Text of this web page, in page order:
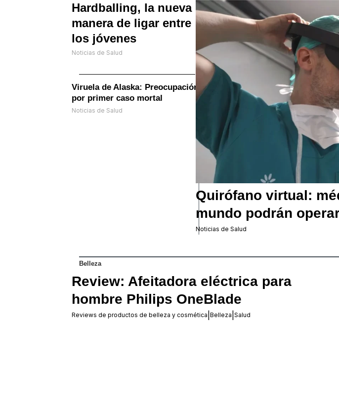
Hardballing, la nueva
manera de ligar entre
los jóvenes
Noticias de Salud
Viruela de Alaska: Preocupación
por primer caso mortal
Noticias de Salud
Quirófano virtual:
mundo podrán
Noticias de Salud
Belleza
Review: Afeitadora eléctrica para
hombre Philips OneBlade
Reviews de productos de belleza y cosmética Belleza Salud